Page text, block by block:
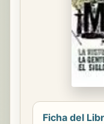
Ficha del